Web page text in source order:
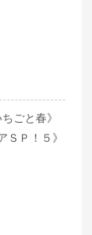
ごと春》
Ｐ！５》